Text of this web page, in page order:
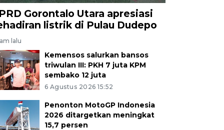
Gorontalo Utara apresiasi
listrik di Pulau Dudepo
lalu
Kemensos salurkan bansos
triwulan III: PKH 7 juta KPM
sembako 12 juta
6 Agustus 2026 15:52
Penonton MotoGP Indonesia
2026 ditargetkan meningkat
15,7 persen